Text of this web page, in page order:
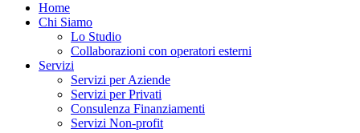
Home
Chi Siamo
Lo Studio
Collaborazioni con operatori esterni
Servizi
Servizi per Aziende
Servizi per Privati
Consulenza Finanziamenti
Servizi Non-profit